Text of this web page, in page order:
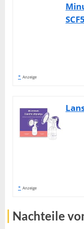
* Anzeige
* Anzeige
Nachteile